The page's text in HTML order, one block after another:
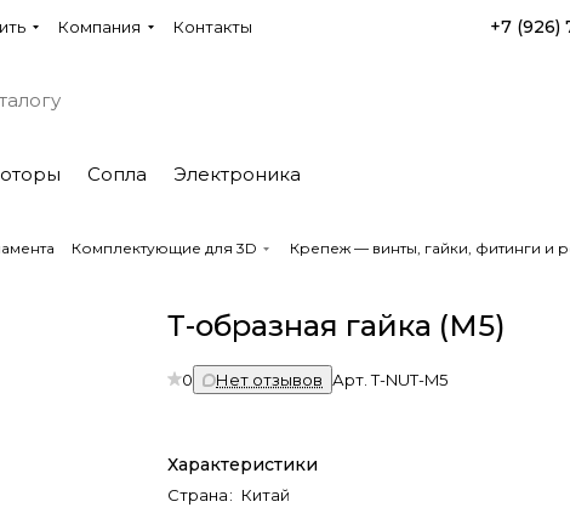
Компания Контакты +7 (926)
Сопла Электроника
Комплектующие для 3D Крепеж — винты, гайки, фитинги и
Т-образная гайка (M5)
0 Нет отзывов Арт.T-NUT-M5
Характеристики
Страна: Китай